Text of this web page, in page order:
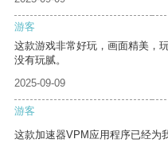
游客
这款游戏非常好玩，画面精美，
没有玩腻。
2025-09-09
游客
这款加速器VPM应用程序已经为